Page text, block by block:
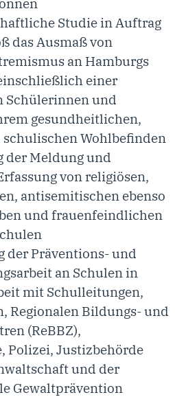
Studie in Auftrag
das Ausmaß von
an Hamburgs
einer
Schülerinnen und
gesundheitlichen,
Wohlbefinden
der Meldung und
von religiösen,
antisemitischen ebenso
und frauenfeindlichen
der Präventions- und
an Schulen in
mit Schulleitungen,
Regionalen Bildungs- und
(ReBBZ),
Polizei, Justizbehörde
und der
Gewaltprävention